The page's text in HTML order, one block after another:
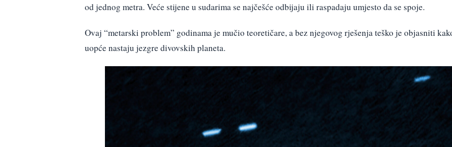
od jednog metra. Veće stijene u sudarima se najčešće odbijaju ili raspadaju umjesto da se spoje.
Ovaj “metarski problem” godinama je mučio teoretičare, a bez njegovog rješenja teško je objasniti
uopće nastaju jezgre divovskih planeta.